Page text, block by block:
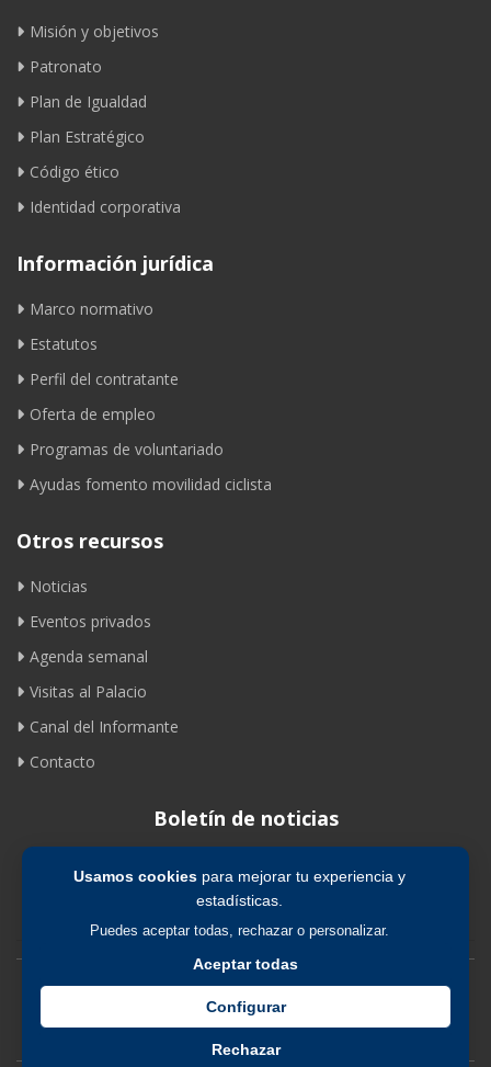
Usamos cookiespara mejorar tu experiencia y
estadísticas.
Puedes aceptar todas, rechazar o personalizar.
Aceptar todas
Configurar
Rechazar
Misión y objetivos
Patronato
Plan de Igualdad
Plan Estratégico
Código ético
Identidad corporativa
Información jurídica
Marco normativo
Estatutos
Perfil del contratante
Oferta de empleo
Programas de voluntariado
Ayudas fomento movilidad ciclista
Otros recursos
Noticias
Eventos privados
Agenda semanal
Visitas al Palacio
Canal del Informante
Contacto
Boletín de noticias
Suscribirse
Avíso legal | Política de privacidad | Política de cookies